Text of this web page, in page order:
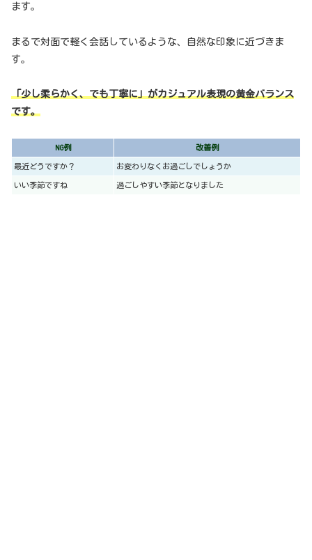
ます。
まるで対面で軽く会話しているような、自然な印象に近づきま
す。
「少し柔らかく、でも丁寧に」がカジュアル表現の黄金バランス
です。
NG例 改善例
最近どうですか？ お変わりなくお過ごしでしょうか
いい季節ですね 過ごしやすい季節となりました